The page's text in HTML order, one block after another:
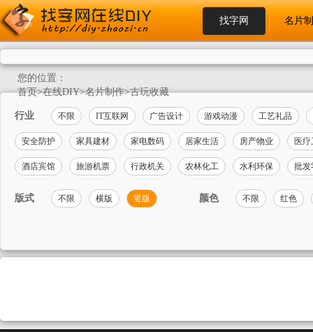
找字网 名片
您的位置：
首页>在线DIY>名片制作>古玩收藏
行业 不限 IT互联网 广告设计 游戏动漫 工艺礼品
安全防护 家具建材 家电数码 居家生活 房产物业 医
酒店宾馆 旅游机票 行政机关 农林化工 水利环保 批发
版式 不限 横版 竖版 颜色 不限 红色